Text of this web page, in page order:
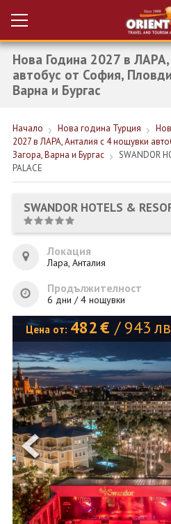
Вход за агенти
РАННИ ЗАПИСВАНИЯ ТУРЦИЯ
НОВА ГОДИНА ТУРЦИЯ
НОВА ГОДИНА
ПОЧИВКИ
КРУИЗИ
ЕКСКУРЗИИ
ОЩЕ
ЗА НАС
ФИРМЕНИ ДОКУМЕНТИ
0700 144 34
ПОСЛЕДВАЙТЕ НИ
Нова Година 2027 в
автобус от София,
Варна и Бургас
Начало Нова година Турция
2027 в ЛАРА, Анталия с 4 нощувки
Загора, Варна и Бургас
SWANDOR
PALACE
SWANDOR HOTELS &
Локация
Лара, Анталия
Продължителност
6 дни / 4 нощувки
Цена от: 482€ / 943